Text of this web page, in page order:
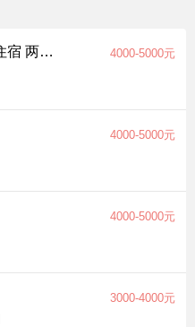
保安秩序员 龙湖就近安排 包住宿 两班倒 单休 4000-5000元
4000-5000元
4000-5000元
3000-4000元